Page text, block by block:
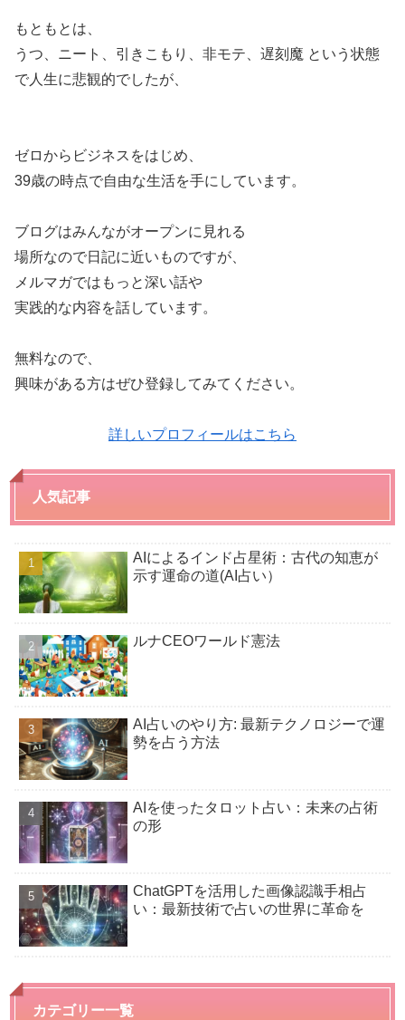
もともとは、
うつ、ニート、引きこもり、非モテ、遅刻魔 という状態
で人生に悲観的でしたが、
ゼロからビジネスをはじめ、
39歳の時点で自由な生活を手にしています。
ブログはみんながオープンに見れる
場所なので日記に近いものですが、
メルマガではもっと深い話や
実践的な内容を話しています。
無料なので、
興味がある方はぜひ登録してみてください。
詳しいプロフィールはこちら
人気記事
AIによるインド占星術：古代の知恵が
示す運命の道(AI占い）
ルナCEOワールド憲法
AI占いのやり方: 最新テクノロジーで運
勢を占う方法
AIを使ったタロット占い：未来の占術
の形
ChatGPTを活用した画像認識手相占
い：最新技術で占いの世界に革命を
カテゴリー一覧